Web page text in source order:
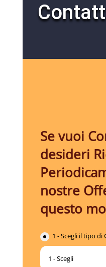
Se vuoi
desideri
nostre
questo
1 - Scegli il tipo